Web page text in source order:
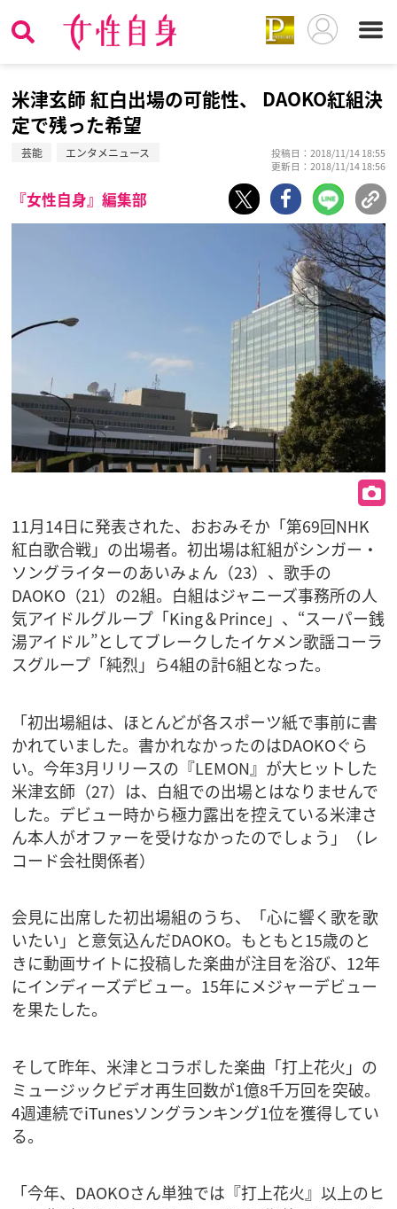
米津玄師 紅白出場の可能性、 DAOKO紅組決
定で残った希望
芸能 エンタメニュース
投稿日：2018/11/14 18:55
更新日：2018/11/14 18:56
『女性自身』編集部
11月14日に発表された、おおみそか「第69回NHK
紅白歌合戦」の出場者。初出場は紅組がシンガー・
ソングライターのあいみょん（23）、歌手の
DAOKO（21）の2組。白組はジャニーズ事務所の人
気アイドルグループ「King＆Prince」、“スーパー銭
湯アイドル”としてブレークしたイケメン歌謡コーラ
スグループ「純烈」ら4組の計6組となった。
「初出場組は、ほとんどが各スポーツ紙で事前に書
かれていました。書かれなかったのはDAOKOぐら
い。今年3月リリースの『LEMON』が大ヒットした
米津玄師（27）は、白組での出場とはなりませんで
した。デビュー時から極力露出を控えている米津さ
ん本人がオファーを受けなかったのでしょう」（レ
コード会社関係者）
会見に出席した初出場組のうち、「心に響く歌を歌
いたい」と意気込んだDAOKO。もともと15歳のと
きに動画サイトに投稿した楽曲が注目を浴び、12年
にインディーズデビュー。15年にメジャーデビュー
を果たした。
そして昨年、米津とコラボした楽曲「打上花火」の
ミュージックビデオ再生回数が1億8千万回を突破。
4週連続でiTunesソングランキング1位を獲得してい
る。
「今年、DAOKOさん単独では『打上花火』以上のヒ